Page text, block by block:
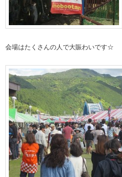
会場はたくさんの人で大賑わいです☆